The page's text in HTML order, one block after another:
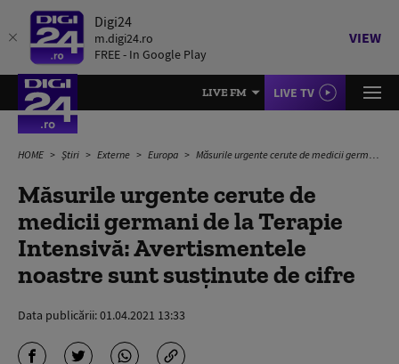
Digi24
m.digi24.ro
FREE - In Google Play
VIEW
LIVE FM LIVE TV
HOME Știri Externe Europa Măsurile urgente cerute de medicii germani de la Terapie Intensivă: Avertismentele noastre sunt susţinute de cifre
Măsurile urgente cerute de
medicii germani de la Terapie
Intensivă: Avertismentele
noastre sunt susţinute de cifre
Data publicării:01.04.2021 13:33